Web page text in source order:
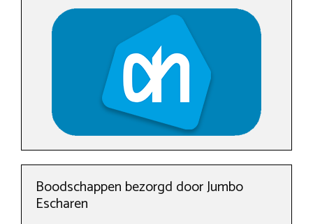
Boodschappen bezorgd door Jumbo
Escharen